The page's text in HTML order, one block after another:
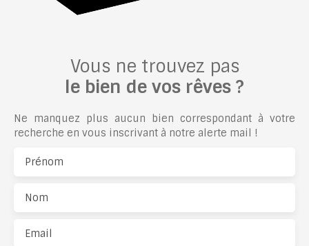
Vous ne trouvez pas
le bien de vos rêves ?
Ne manquez plus aucun bien correspondant à votre
recherche en vous inscrivant à notre alerte mail !
Prénom
Nom
Email